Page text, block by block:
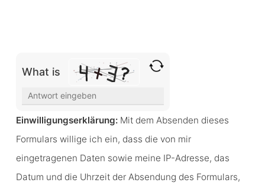
What is
Solve
the
Einwilligungserklärung: Mit dem Absenden dieses
Formulars willige ich ein, dass die von mir
eingetragenen Daten sowie meine IP-Adresse, das
Datum und die Uhrzeit der Absendung des Formulars,